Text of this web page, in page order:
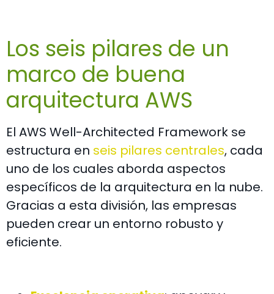
Los seis pilares de un
marco de buena
arquitectura AWS
El AWS Well-Architected Framework se
estructura en seis pilares centrales, cada
uno de los cuales aborda aspectos
específicos de la arquitectura en la nube.
Gracias a esta división, las empresas
pueden crear un entorno robusto y
eficiente.